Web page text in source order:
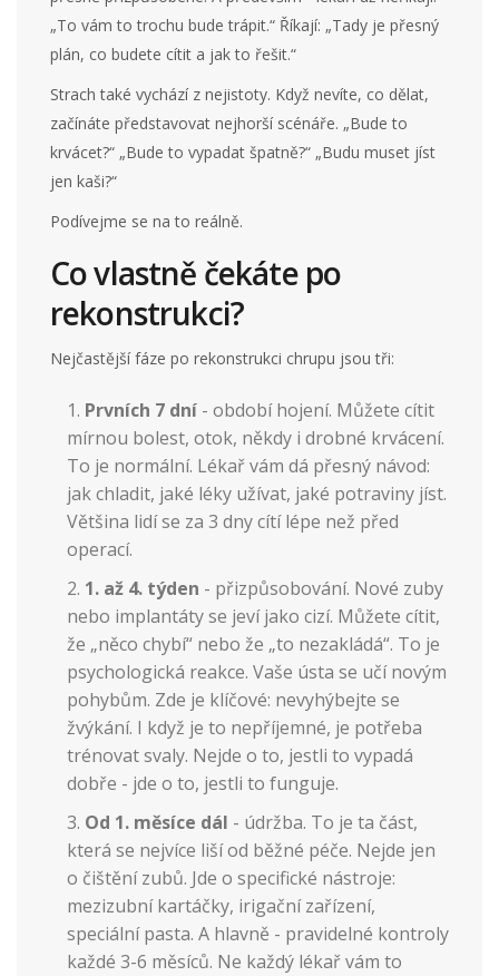
„To vám to trochu bude trápit.“ Říkají: „Tady je přesný
plán, co budete cítit a jak to řešit.“
Strach také vychází z nejistoty. Když nevíte, co dělat,
začínáte představovat nejhorší scénáře. „Bude to
krvácet?“ „Bude to vypadat špatně?“ „Budu muset jíst
jen kaši?“
Podívejme se na to reálně.
Co vlastně čekáte po
rekonstrukci?
Nejčastější fáze po rekonstrukci chrupu jsou tři:
Prvních 7 dní - období hojení. Můžete cítit
mírnou bolest, otok, někdy i drobné krvácení.
To je normální. Lékař vám dá přesný návod:
jak chladit, jaké léky užívat, jaké potraviny jíst.
Většina lidí se za 3 dny cítí lépe než před
operací.
1. až 4. týden - přizpůsobování. Nové zuby
nebo implantáty se jeví jako cizí. Můžete cítit,
že „něco chybí“ nebo že „to nezakládá“. To je
psychologická reakce. Vaše ústa se učí novým
pohybům. Zde je klíčové: nevyhýbejte se
žvýkání. I když je to nepříjemné, je potřeba
trénovat svaly. Nejde o to, jestli to vypadá
dobře - jde o to, jestli to funguje.
Od 1. měsíce dál - údržba. To je ta část,
která se nejvíce liší od běžné péče. Nejde jen
o čištění zubů. Jde o specifické nástroje:
mezizubní kartáčky, irigační zařízení,
speciální pasta. A hlavně - pravidelné kontroly
každé 3-6 měsíců. Ne každý lékař vám to